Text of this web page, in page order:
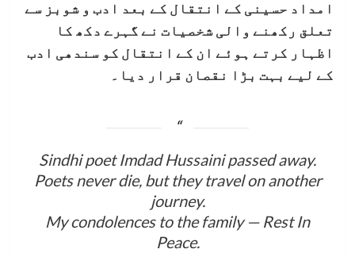
امداد حسینی کے انتقال کے بعد ادب و شوبز سے
تعلق رکھنے والی شخصیات نے گہرے دکھ کا
اظہار کرتے ہوئے ان کے انتقال کو سندھی ادب
کے لیے بہت بڑا نقصان قرار دیا۔
Sindhi poet Imdad Hussaini passed away.
Poets never die, but they travel on another
journey.
My condolences to the family — Rest In
Peace.